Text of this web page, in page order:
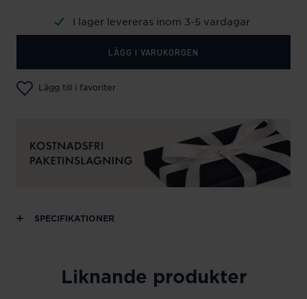
I lager levereras inom 3-5 vardagar
LÄGG I VARUKORGEN
Lägg till i favoriter
SPECIFIKATIONER
Liknande produkter